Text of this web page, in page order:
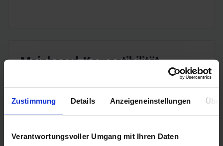
Zustimmung Details Anzeigeneinstellungen
Verantwortungsvoller Umgang mit Ihren Daten
Mainboard-Kompatibilität
Sockel
Intel
B660,